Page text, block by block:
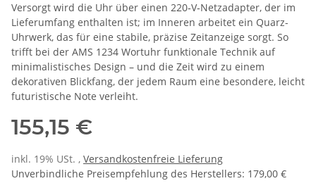
Versorgt wird die Uhr über einen 220‑V‑Netzadapter, der im
Lieferumfang enthalten ist; im Inneren arbeitet ein Quarz-
Uhrwerk, das für eine stabile, präzise Zeitanzeige sorgt. So
trifft bei der AMS 1234 Wortuhr funktionale Technik auf
minimalistisches Design – und die Zeit wird zu einem
dekorativen Blickfang, der jedem Raum eine besondere, leicht
futuristische Note verleiht.
155,15 €
inkl. 19% USt. , Versandkostenfreie Lieferung
Unverbindliche Preisempfehlung des Herstellers: 179,00 €